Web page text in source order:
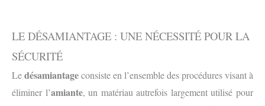
LE DÉSAMIANTAGE : UNE NÉCESSITÉ POUR LA
SÉCURITÉ
Ledésamiantageconsiste en l’ensemble des procédures visant à
éliminer l’amiante, un matériau autrefois largement utilisé pour